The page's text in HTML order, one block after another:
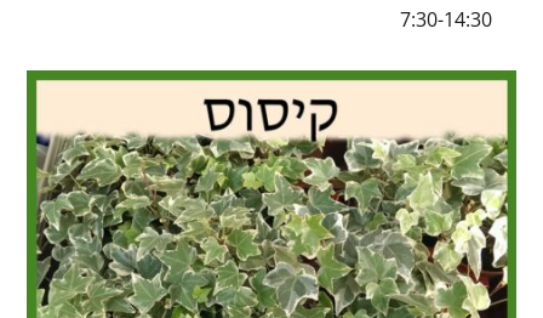
7:30-14:30